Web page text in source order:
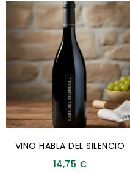
VINO HABLA DEL SILENCIO
14,75 €